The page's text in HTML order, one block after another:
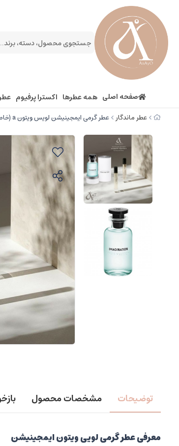
صفحه اصلی همه عطرها اکسترا پرفیوم
عطر ماندگار عطر گرمی ایمجینیشن لویس ویتون a (خاص)
توضیحات مشخصات محصول
معرفی عطر گرمی لویی ویتون ایمجینیشن